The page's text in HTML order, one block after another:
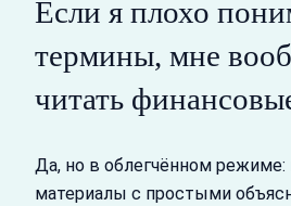
Если я плохо
термины, мне
читать
Да, но в облегчённом
материалы с простыми